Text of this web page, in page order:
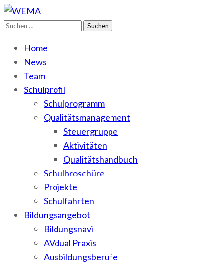
WEMA
BbS I des Salzlandkreises
Suchen
Home
News
Team
Schulprofil
Schulprogramm
Qualitätsmanagement
Steuergruppe
Aktivitäten
Qualitätshandbuch
Schulbroschüre
Projekte
Schulfahrten
Bildungsangebot
Bildungsnavi
AVdual Praxis
Ausbildungsberufe